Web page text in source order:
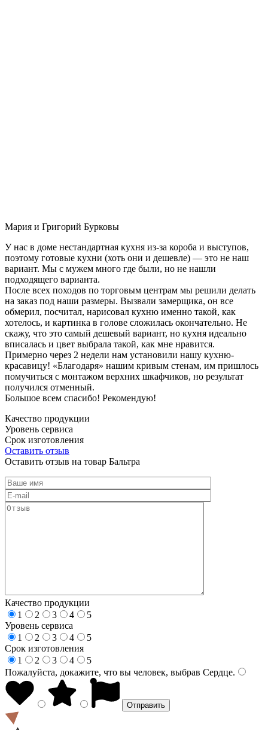
Мария и Григорий Бурковы
У нас в доме нестандартная кухня из-за короба и выступов,
поэтому готовые кухни (хоть они и дешевле) — это не наш
вариант. Мы с мужем много где были, но не нашли
подходящего варианта.
После всех походов по торговым центрам мы решили делать
на заказ под наши размеры. Вызвали замерщика, он все
обмерил, посчитал, нарисовал кухню именно такой, как
хотелось, и картинка в голове сложилась окончательно. Не
скажу, что это самый дешевый вариант, но кухня идеально
вписалась и цвет выбрала такой, как мне нравится.
Примерно через 2 недели нам установили нашу кухню-
красавицу! «Благодаря» нашим кривым стенам, им пришлось
помучиться с монтажом верхних шкафчиков, но результат
получился отменный.
Большое всем спасибо! Рекомендую!
Качество продукции
Уровень сервиса
Срок изготовления
Оставить отзыв
Оставить отзыв на товар Бальтра
Качество продукции
1
2 3 4
5
Уровень сервиса
1
2 3 4
5
Срок изготовления
1
2 3 4
5
Пожалуйста, докажите, что вы человек, выбрав Сердце.